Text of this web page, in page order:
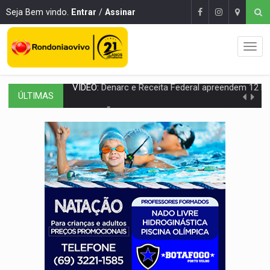
Seja Bem vindo. Entrar / Assinar
ÚLTIMAS Membros do CV são presos com armas e drogas
ENTRADA GRATUITA:Espetáculo As Marias Somos Nós será
VÍDEO:Três são presos após furto de motocicleta em frente
CELEBRAÇÃO:Cerejeiras completa 43 anos de emancipação com
Anvisa desmente boato sobre presença de plástico ou
VÍDEO:Pitbulls fogem de residência e atacam casal de idosos
AÇÃO CONJUNTA:Forças policiais apreendem cerca de 1kg de
PF ESTÁ APURANDO:Flávio Bolsonaro escolhe Alfredo Gaspar como vice, alvo de